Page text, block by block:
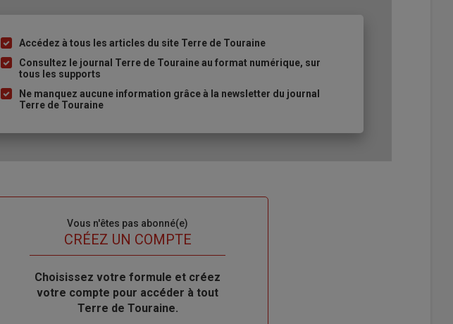
Liste
à
puce
Accédez à tous les articles du site Terre de Touraine
Consultez le journal Terre de Touraine au format numérique, sur
tous les supports
Ne manquez aucune information grâce à la newsletter du journal
Terre de Touraine
Vous n'êtes pas abonné(e)
TITRECRÉEZ UN COMPTE
Body
Choisissez votre formule et créez
votre compte pour accéder à tout
Terre de Touraine.